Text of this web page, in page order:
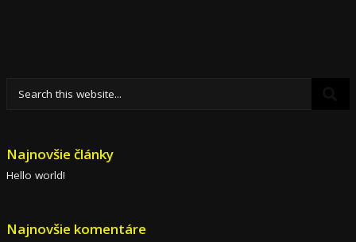
Najnovšie články
Hello world!
Najnovšie komentáre